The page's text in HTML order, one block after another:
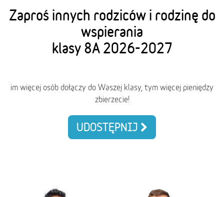
Zaproś innych rodziców i rodzinę do
wspierania
klasy 8A 2026-2027
im więcej osób dołączy do Waszej klasy, tym więcej pieniędzy
zbierzecie!
UDOSTĘPNIJ